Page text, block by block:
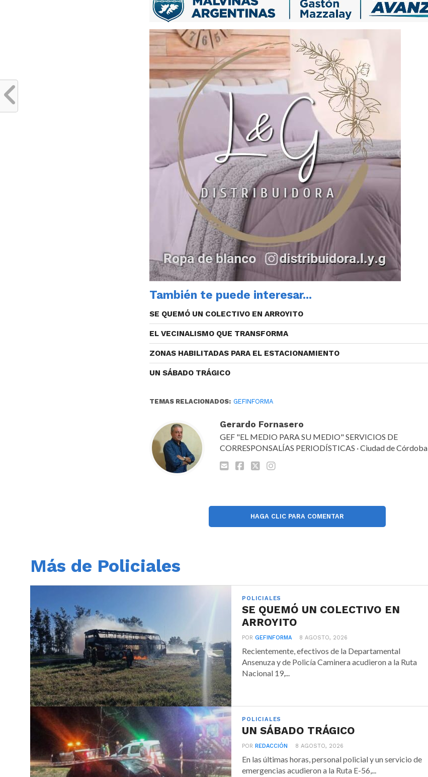
También te puede interesar...
SE QUEMÓ UN COLECTIVO EN ARROYITO
EL VECINALISMO QUE TRANSFORMA
ZONAS HABILITADAS PARA EL ESTACIONAMIENTO
UN SÁBADO TRÁGICO
TEMAS RELACIONADOS: GEFINFORMA
Gerardo Fornasero
GEF "EL MEDIO PARA SU MEDIO" SERVICIOS DE
CORRESPONSALÍAS PERIODÍSTICAS · Ciudad de Córdoba
HAGA CLIC PARA COMENTAR
Más de Policiales
POLICIALES
SE QUEMÓ UN COLECTIVO EN
ARROYITO
PORGEFINFORMA 8 AGOSTO, 2026
Recientemente, efectivos de la Departamental
Ansenuza y de Policía Caminera acudieron a la Ruta
Nacional 19,...
POLICIALES
UN SÁBADO TRÁGICO
POR REDACCIÓN 8 AGOSTO, 2026
En las últimas horas, personal policial y un servicio de
emergencias acudieron a la Ruta E-56,...